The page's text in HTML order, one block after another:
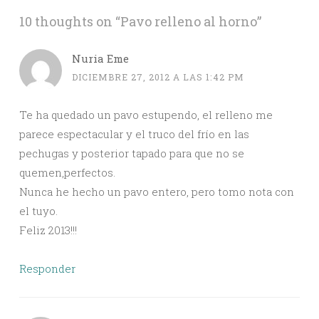
10 thoughts on “Pavo relleno al horno”
Nuria Eme
DICIEMBRE 27, 2012 A LAS 1:42 PM
Te ha quedado un pavo estupendo, el relleno me
parece espectacular y el truco del frío en las
pechugas y posterior tapado para que no se
quemen,perfectos.
Nunca he hecho un pavo entero, pero tomo nota con
el tuyo.
Feliz 2013!!!
Responder